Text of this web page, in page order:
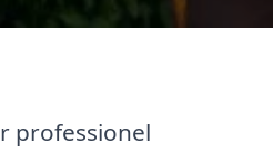
professionel